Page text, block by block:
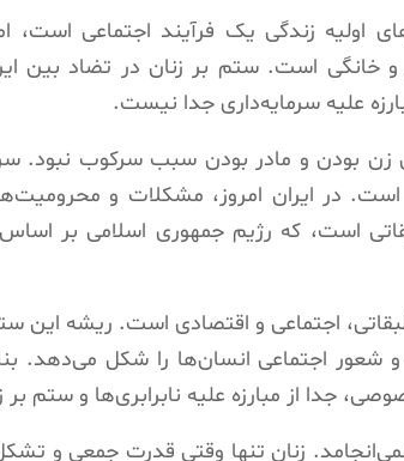
اولیه زندگی یک فرآیند اجتماعی است،
خانگی است. ستم بر زنان در تضاد بین
علیه سرمایه‌داری جدا نیست.
زن بودن و مادر بودن سبب سرکوب نبود.
در ایران امروز، مشکلات و
است، که رژیم جمهوری اسلامی بر
اجتماعی و اقتصادی است. ریشه این
اجتماعی انسان‌ها را شکل می‌دهد.
جدا از مبارزه علیه نابرابری‌ها و ستم
زنان تنها وقتی قدرت جمعی و